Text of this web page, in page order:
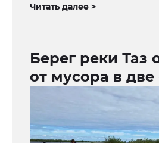
Читать далее >
Берег реки Таз
от мусора в